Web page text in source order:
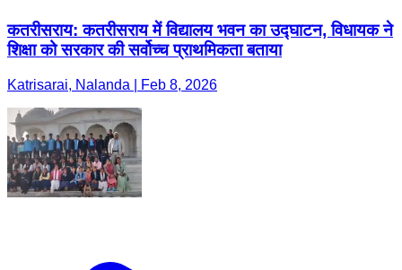
कतरीसराय: कतरीसराय में विद्यालय भवन का उद्घाटन, विधायक ने
शिक्षा को सरकार की सर्वोच्च प्राथमिकता बताया
Katrisarai, Nalanda | Feb 8, 2026